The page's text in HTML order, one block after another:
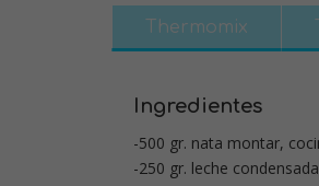
Thermomix
Ingredientes
-500 gr. nata montar,
-250 gr. leche condensada